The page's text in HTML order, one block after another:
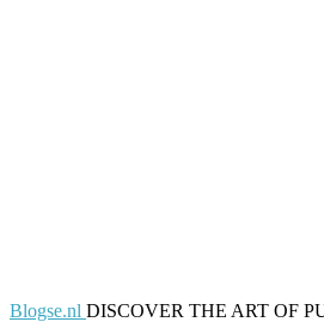
Blogse.nl DISCOVER THE ART OF